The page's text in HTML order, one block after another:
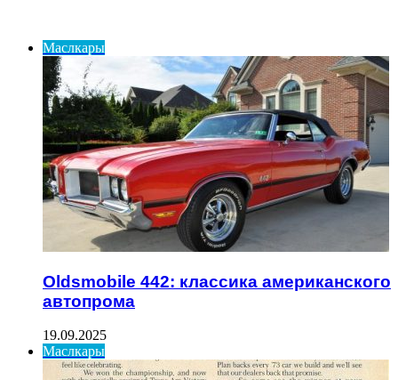
Маслкары
Oldsmobile 442: классика американского
автопрома
19.09.2025
Маслкары